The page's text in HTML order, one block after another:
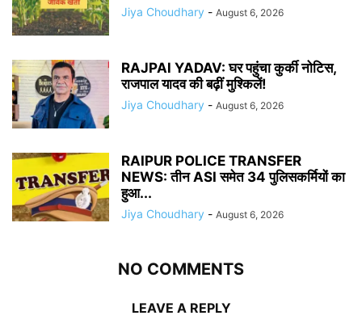
Jiya Choudhary - August 6, 2026
RAJPAl YADAV: घर पहुंचा कुर्की नोटिस,
राजपाल यादव की बढ़ीं मुश्किलें!
Jiya Choudhary - August 6, 2026
RAIPUR POLICE TRANSFER
NEWS: तीन ASI समेत 34 पुलिसकर्मियों का
हुआ...
Jiya Choudhary - August 6, 2026
NO COMMENTS
LEAVE A REPLY